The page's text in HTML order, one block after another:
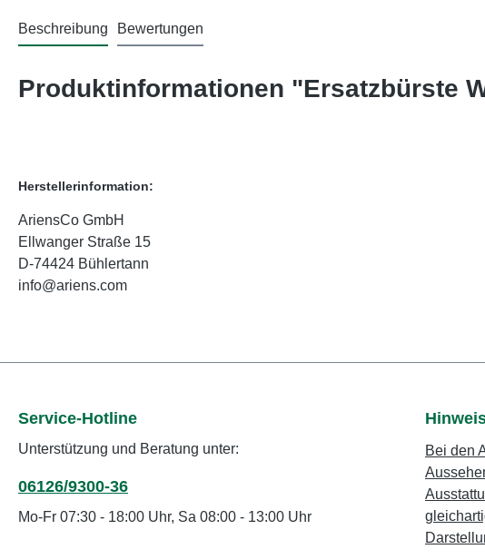
Beschreibung Bewertungen
Produktinformationen "Ersatzbürste
Herstellerinformation:
AriensCo GmbH
Ellwanger Straße 15
D-74424 Bühlertann
info@ariens.com
Service-Hotline
Unterstützung und Beratung unter:
06126/9300-36
Mo-Fr 07:30 - 18:00 Uhr, Sa 08:00 - 13:00 Uhr
Bei den